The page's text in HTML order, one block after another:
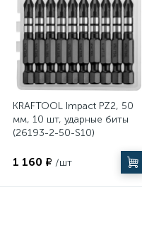
KRAFTOOL Impact PZ2, 50
мм, 10 шт, ударные биты
(26193-2-50-S10)
1 160 ₽ /шт